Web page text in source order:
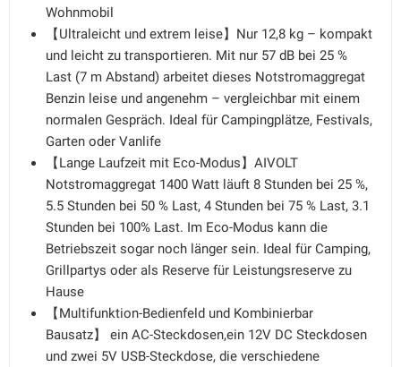
Wohnmobil
【Ultraleicht und extrem leise】Nur 12,8 kg – kompakt
und leicht zu transportieren. Mit nur 57 dB bei 25 %
Last (7 m Abstand) arbeitet dieses Notstromaggregat
Benzin leise und angenehm – vergleichbar mit einem
normalen Gespräch. Ideal für Campingplätze, Festivals,
Garten oder Vanlife
【Lange Laufzeit mit Eco-Modus】AIVOLT
Notstromaggregat 1400 Watt läuft 8 Stunden bei 25 %,
5.5 Stunden bei 50 % Last, 4 Stunden bei 75 % Last, 3.1
Stunden bei 100% Last. Im Eco-Modus kann die
Betriebszeit sogar noch länger sein. Ideal für Camping,
Grillpartys oder als Reserve für Leistungsreserve zu
Hause
【Multifunktion-Bedienfeld und Kombinierbar
Bausatz】 ein AC-Steckdosen,ein 12V DC Steckdosen
und zwei 5V USB-Steckdose, die verschiedene